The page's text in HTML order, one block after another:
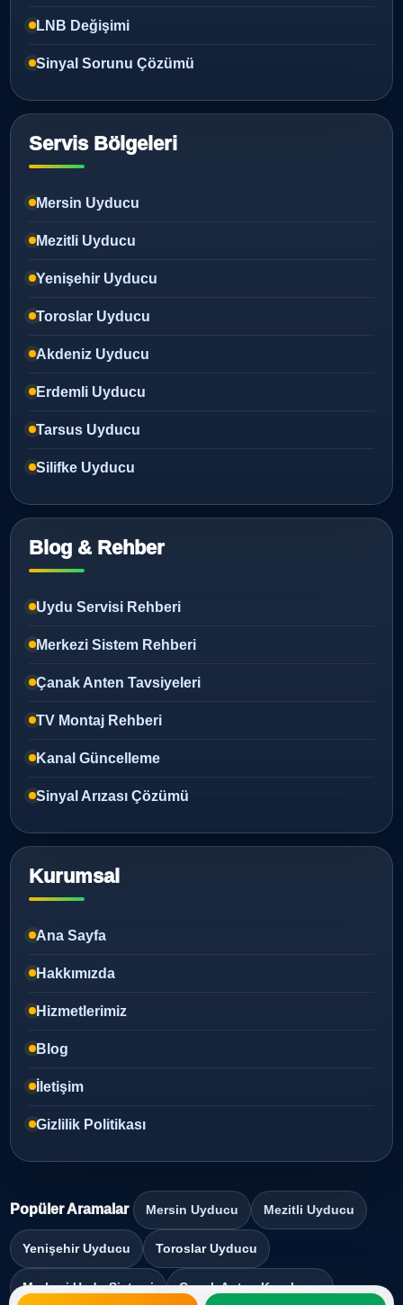
LNB Değişimi
Sinyal Sorunu Çözümü
Servis Bölgeleri
Mersin Uyducu
Mezitli Uyducu
Yenişehir Uyducu
Toroslar Uyducu
Akdeniz Uyducu
Erdemli Uyducu
Tarsus Uyducu
Silifke Uyducu
Blog & Rehber
Uydu Servisi Rehberi
Merkezi Sistem Rehberi
Çanak Anten Tavsiyeleri
TV Montaj Rehberi
Kanal Güncelleme
Sinyal Arızası Çözümü
Kurumsal
Ana Sayfa
Hakkımızda
Hizmetlerimiz
Blog
İletişim
Gizlilik Politikası
Popüler Aramalar Mersin Uyducu Mezitli Uyducu
Yenişehir Uyducu Toroslar Uyducu
Merkezi Uydu Sistemi Çanak Anten Kurulumu